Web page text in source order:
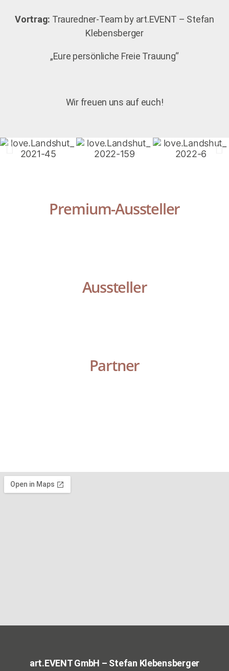
Vortrag: Trauredner-Team by art.EVENT – Stefan
Klebensberger
„Eure persönliche Freie Trauung“
Wir freuen uns auf euch!
Premium-Aussteller
Aussteller
Partner
art.EVENT GmbH – Stefan Klebensberger